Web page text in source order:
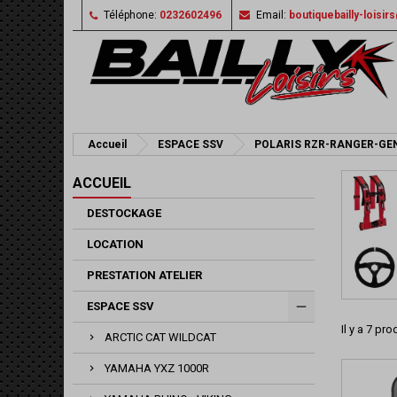
Téléphone: 0232602496 Email: boutiquebailly-
Accueil ESPACE SSV POLARIS RZR-RANGER-
ACCUEIL
DESTOCKAGE
LOCATION
PRESTATION ATELIER
ESPACE SSV
ARCTIC CAT WILDCAT
YAMAHA YXZ 1000R
Il y a 7